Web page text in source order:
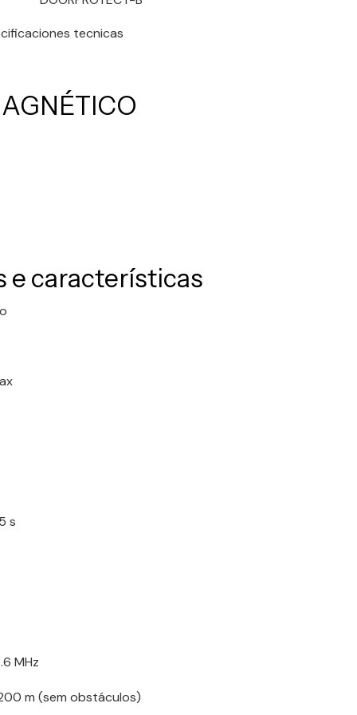
tecnicas
e características
s
MHz
m (sem obstáculos)